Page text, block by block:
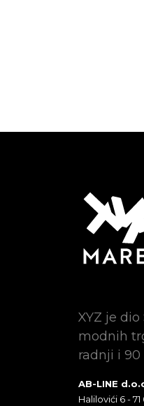
XYZ je
modnih
radnji i 90
AB-LINE
Halilovići 6 -